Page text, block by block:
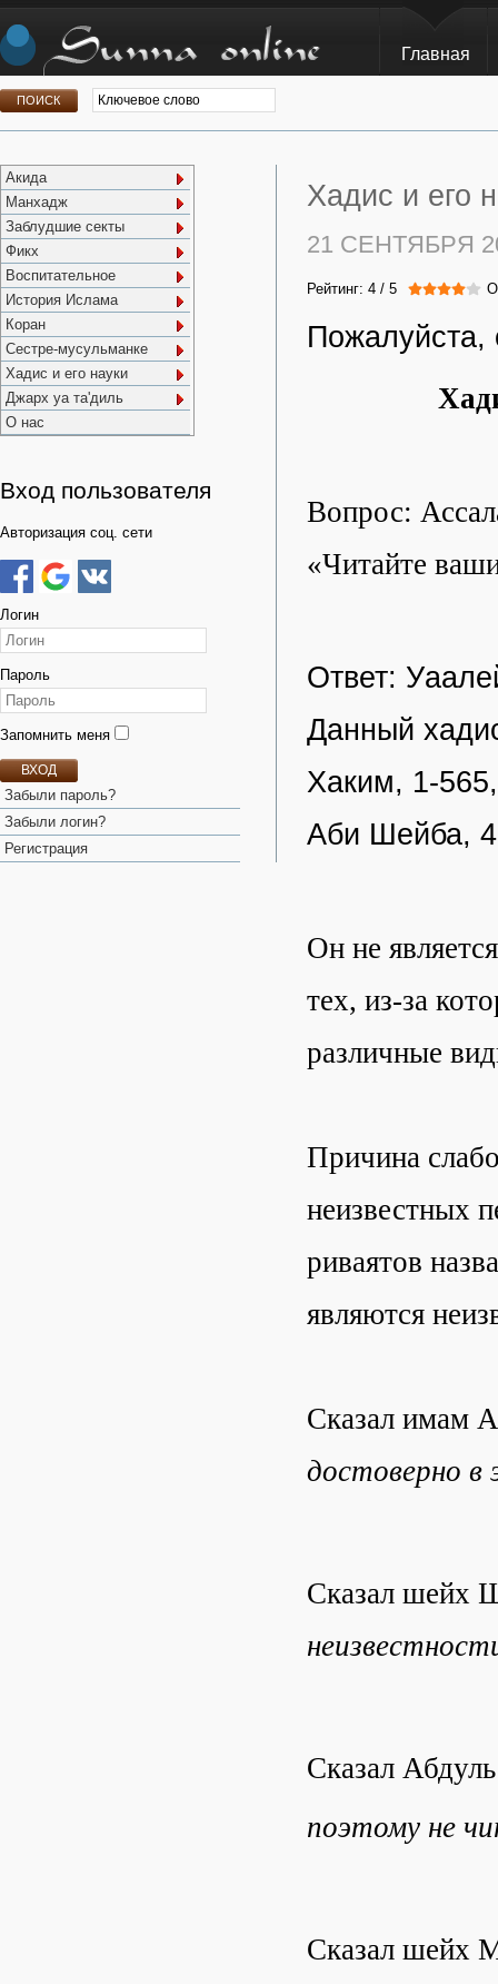
Главная
Акида
Манхадж
Заблудшие секты
Фикх
Воспитательное
История Ислама
Коран
Сестре-мусульманке
Хадис и его науки
Джарх уа та'диль
О нас
Вход пользователя
Авторизация соц. сети
Логин
Пароль
Запомнить меня
ВХОД
Забыли пароль?
Забыли логин?
Регистрация
Хадис и его
21 СЕНТЯБРЯ
Рейтинг: 4 / 5
Пожалуйста,
Вопрос:
«Читайте
Ответ:
Данный
Хаким, 1-
Аби Шейба,
Он не
тех, из-за
различные
Причина
неизвестных
риваятов
являются
Сказал имам
достоверно в
Cказал шейх
Сказал
поэтому не
Сказал шейх